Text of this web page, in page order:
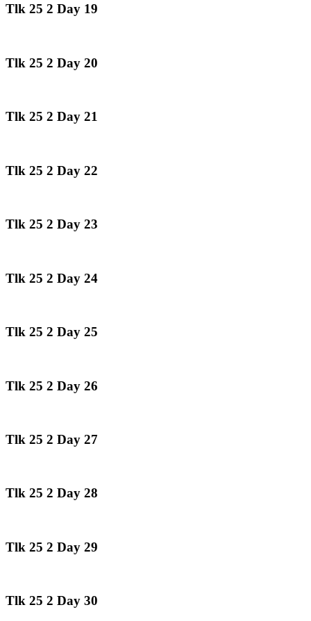
Tlk 25 2 Day 19
Tlk 25 2 Day 20
Tlk 25 2 Day 21
Tlk 25 2 Day 22
Tlk 25 2 Day 23
Tlk 25 2 Day 24
Tlk 25 2 Day 25
Tlk 25 2 Day 26
Tlk 25 2 Day 27
Tlk 25 2 Day 28
Tlk 25 2 Day 29
Tlk 25 2 Day 30